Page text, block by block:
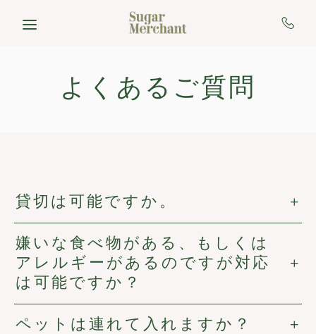
よくあるご質問
貸切は可能ですか。
嫌いな食べ物がある、もしくは
アレルギーがあるのですが対応
は可能ですか？
ペットは連れて入れますか？